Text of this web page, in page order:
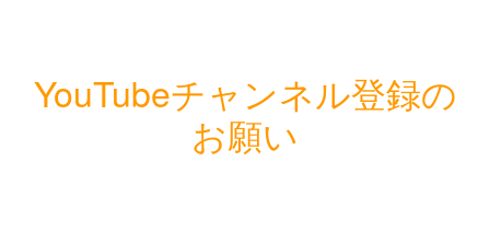
YouTubeチャンネル登録の
お願い